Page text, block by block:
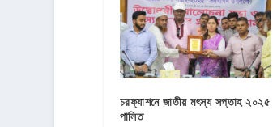
চরফ্যাশনে জাতীয় মৎস্য সপ্তাহ ২০২৫
পালিত